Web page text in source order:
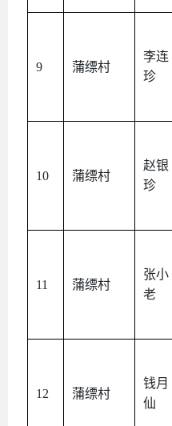
9 蒲缥村
李连
珍
10 蒲缥村
赵银
珍
11 蒲缥村
张小
老
12 蒲缥村
钱月
仙